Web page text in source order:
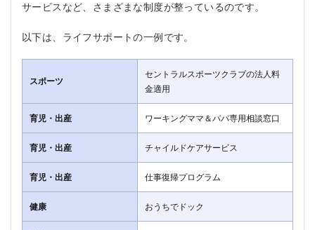
サービスなど、さまざまな制度が整っているのです。
以下は、ライフサポートの一例です。
スポーツ
セントラルスポーツクラブの法人料
金適用
育児・出産 ワーキングママ＆パパ専用相談窓口
育児・出産 チャイルドケアサービス
育児・出産 仕事復帰プログラム
健康 おうちでドック